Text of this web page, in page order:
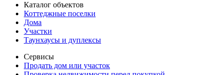
Каталог объектов
Коттеджные поселки
Дома
Участки
Таунхаусы и дуплексы
Сервисы
Продать дом или участок